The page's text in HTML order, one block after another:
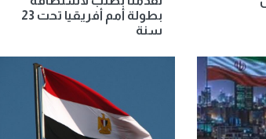
بطولة أمم أفريقيا تحت 23
سنة